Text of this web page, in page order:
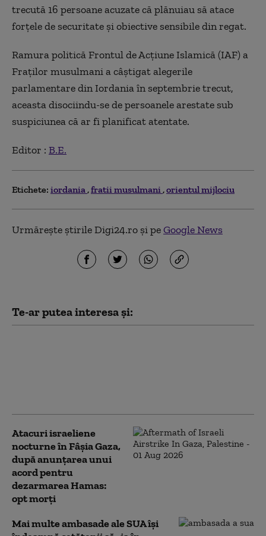
trecută 16 persoane acuzate că plănuiau să atace
forţele de securitate şi obiective sensibile din regat.
Ramura politică Frontul de Acţiune Islamică (IAF) a
Fraţilor musulmani a câştigat alegerile
parlamentare din Iordania în septembrie trecut,
aceasta disociindu-se de persoanele arestate sub
suspiciunea că ar fi planificat atentate.
Editor : B.E.
Etichete: iordania fratii musulmani orientul mijlociu
Urmărește știrile Digi24.ro și peGoogle News
Te-ar putea interesa și:
Atacuri israeliene
nocturne în Fâșia Gaza,
după anunțarea unui
acord pentru
dezarmarea Hamas:
opt morți
Mai multe ambasade ale SUA îşi